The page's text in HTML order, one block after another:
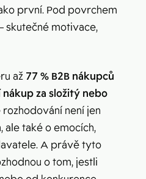
první. Pod povrchem
skutečné motivace,
až 77 % B2B nákupců
za složitý nebo
rozhodování není jen
ale také o emocích,
A právě tyto
o tom, jestli